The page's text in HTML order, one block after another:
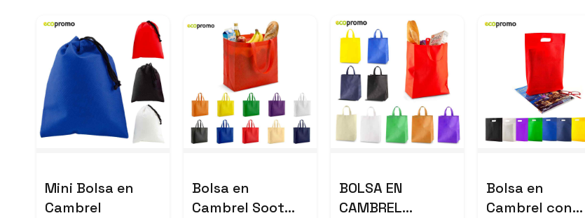
Mini Bolsa en
Cambrel
Bolsa en
Cambrel Soot
BOLSA EN
CAMBREL
Bolsa en
Cambrel con